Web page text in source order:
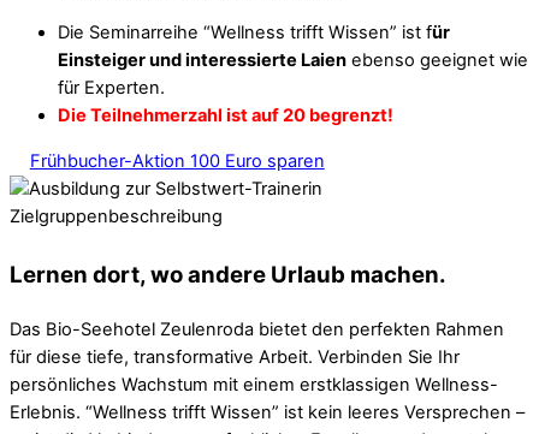
Die Seminarreihe “Wellness trifft Wissen” ist für
Einsteiger und interessierte Laien ebenso geeignet wie
für Experten.
Die Teilnehmerzahl ist auf 20 begrenzt!
Frühbucher-Aktion 100 Euro sparen
Lernen dort, wo andere Urlaub machen.
Das Bio-Seehotel Zeulenroda bietet den perfekten Rahmen
für diese tiefe, transformative Arbeit. Verbinden Sie Ihr
persönliches Wachstum mit einem erstklassigen Wellness-
Erlebnis. “Wellness trifft Wissen” ist kein leeres Versprechen –